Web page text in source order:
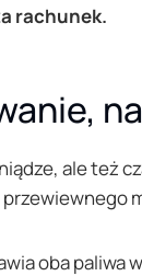
rachunek.
ale też
oba paliwa